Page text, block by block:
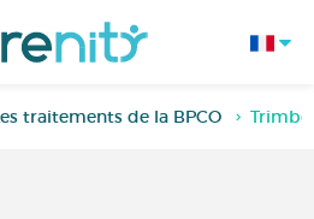
traitements de la BPCO